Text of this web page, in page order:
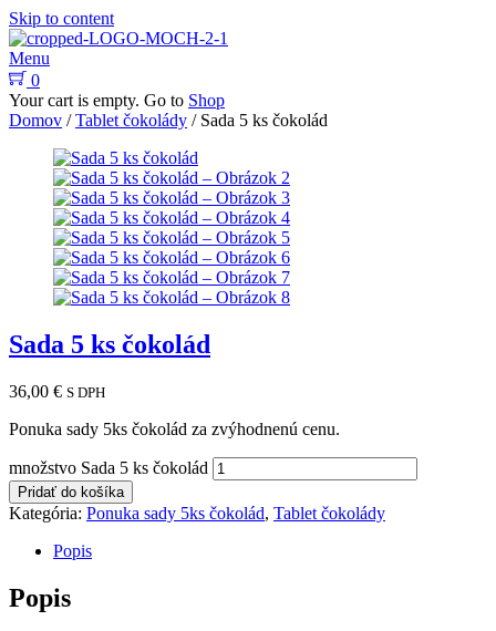
Skip to content
Menu
0
Your cart is empty. Go to Shop
Domov /Tablet čokolády / Sada 5 ks čokolád
Sada 5 ks čokolád
36,00 € S DPH
Ponuka sady 5ks čokolád za zvýhodnenú cenu.
množstvo Sada 5 ks čokolád
Pridať do košíka
Kategória: Ponuka sady 5ks čokolád, Tablet čokolády
Popis
Popis